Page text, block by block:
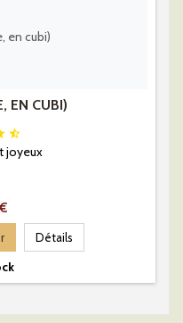
EN CUBI)

joyeux
Détails